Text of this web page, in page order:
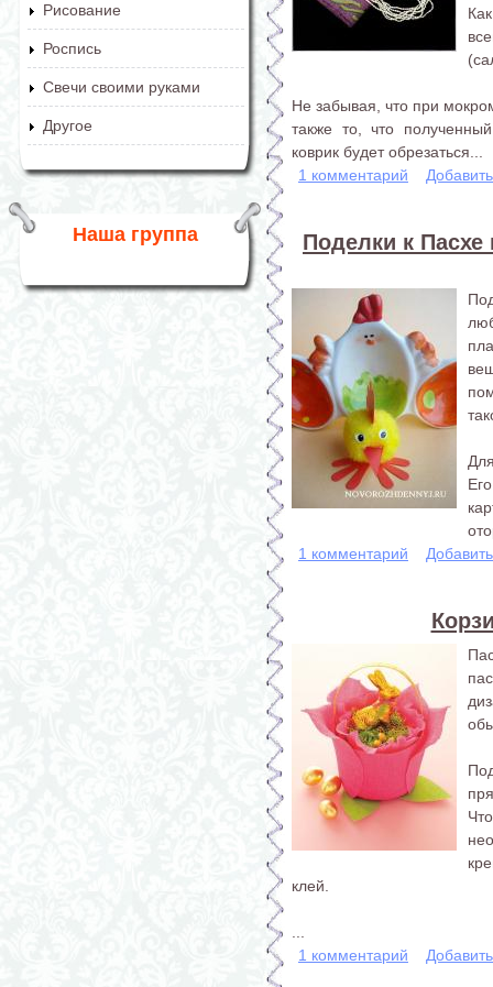
Рисование
Роспись
Свечи своими руками
Другое
Наша группа
Не забывая, что при
также то, что
коврик будет обрезаться...
1 комментарий
Поделки к Пасхе
1 комментарий
клей.
1 комментарий